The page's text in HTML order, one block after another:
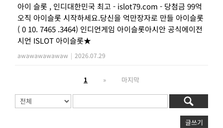
아이 슬롯 , 인디대한민국 최고 - islot79.com - 당첨금 99억
오직 아이슬롯 시작하세요.당신을 억만장자로 만들 아이슬롯
( 0 10. 7465 .3464) 인디언게임 아이슬롯아시안 공식에이전
시언 ISLOT 아이슬롯★
awawawawawaw | 2026.07.29
1 » 마지막
글쓰기